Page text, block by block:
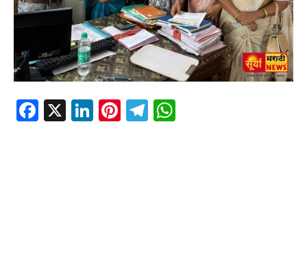
Facebook
X LinkedIn
Pinterest
Telegram